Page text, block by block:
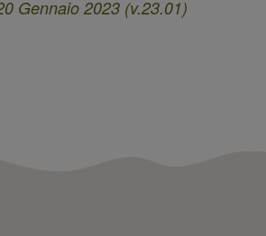
Gennaio 2023 (v.23.01)